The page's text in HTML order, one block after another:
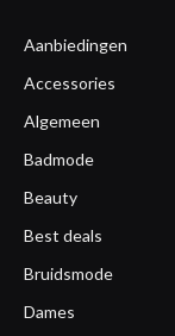
Aanbiedingen
Accessories
Algemeen
Badmode
Beauty
Best deals
Bruidsmode
Dames